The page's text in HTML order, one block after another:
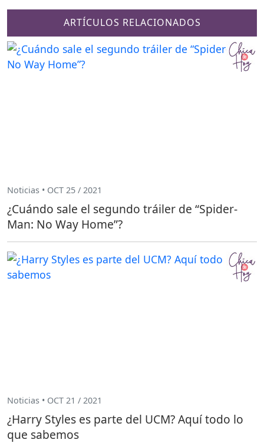
ARTÍCULOS RELACIONADOS
Noticias • OCT 25 / 2021
¿Cuándo sale el segundo tráiler de “Spider-
Man: No Way Home”?
Noticias • OCT 21 / 2021
¿Harry Styles es parte del UCM? Aquí todo lo
que sabemos